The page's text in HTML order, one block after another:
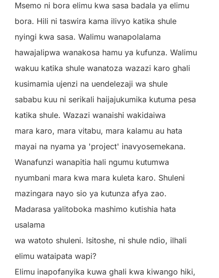
Msemo ni bora elimu kwa sasa badala ya elimu
bora. Hili ni taswira kama ilivyo katika shule
nyingi kwa sasa. Walimu wanapolalama
hawajalipwa wanakosa hamu ya kufunza. Walimu
wakuu katika shule wanatoza wazazi karo ghali
kusimamia ujenzi na uendelezaji wa shule
sababu kuu ni serikali haijajukumika kutuma pesa
katika shule. Wazazi wanaishi wakidaiwa
mara karo, mara vitabu, mara kalamu au hata
mayai na nyama ya 'project' inavyosemekana.
Wanafunzi wanapitia hali ngumu kutumwa
nyumbani mara kwa mara kuleta karo. Shuleni
mazingara nayo sio ya kutunza afya zao.
Madarasa yalitoboka mashimo kutishia hata
usalama
wa watoto shuleni. Isitoshe, ni shule ndio, ilhali
elimu wataipata wapi?
Elimu inapofanyika kuwa ghali kwa kiwango hiki,